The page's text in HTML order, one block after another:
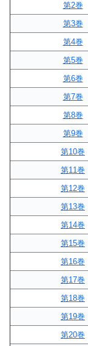
第2巻
第3巻
第4巻
第5巻
第6巻
第7巻
第8巻
第9巻
第10巻
第11巻
第12巻
第13巻
第14巻
第15巻
第16巻
第17巻
第18巻
第19巻
第20巻